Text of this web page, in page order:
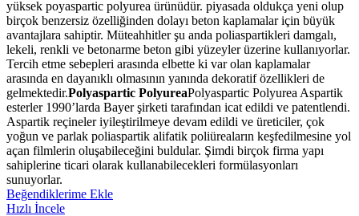
yüksek poyaspartic polyurea ürünüdür. piyasada oldukça yeni olup
birçok benzersiz özelliğinden dolayı beton kaplamalar için büyük
avantajlara sahiptir. Müteahhitler şu anda poliaspartikleri damgalı,
lekeli, renkli ve betonarme beton gibi yüzeyler üzerine kullanıyorlar.
Tercih etme sebepleri arasında elbette ki var olan kaplamalar
arasında en dayanıklı olmasının yanında dekoratif özellikleri de
gelmektedir.Polyaspartic PolyureaPolyaspartic Polyurea Aspartik
esterler 1990’larda Bayer şirketi tarafından icat edildi ve patentlendi.
Aspartik reçineler iyileştirilmeye devam edildi ve üreticiler, çok
yoğun ve parlak poliaspartik alifatik poliüreaların keşfedilmesine yol
açan filmlerin oluşabileceğini buldular. Şimdi birçok firma yapı
sahiplerine ticari olarak kullanabilecekleri formülasyonları
sunuyorlar.
Beğendiklerime Ekle
Hızlı İncele